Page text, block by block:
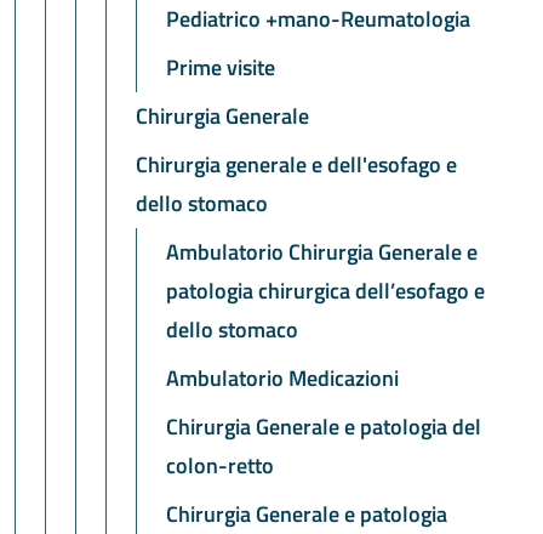
Pediatrico +mano-Reumatologia
Prime visite
Chirurgia Generale
Chirurgia generale e dell'esofago e
dello stomaco
Ambulatorio Chirurgia Generale e
patologia chirurgica dell’esofago e
dello stomaco
Ambulatorio Medicazioni
Chirurgia Generale e patologia del
colon-retto
Chirurgia Generale e patologia